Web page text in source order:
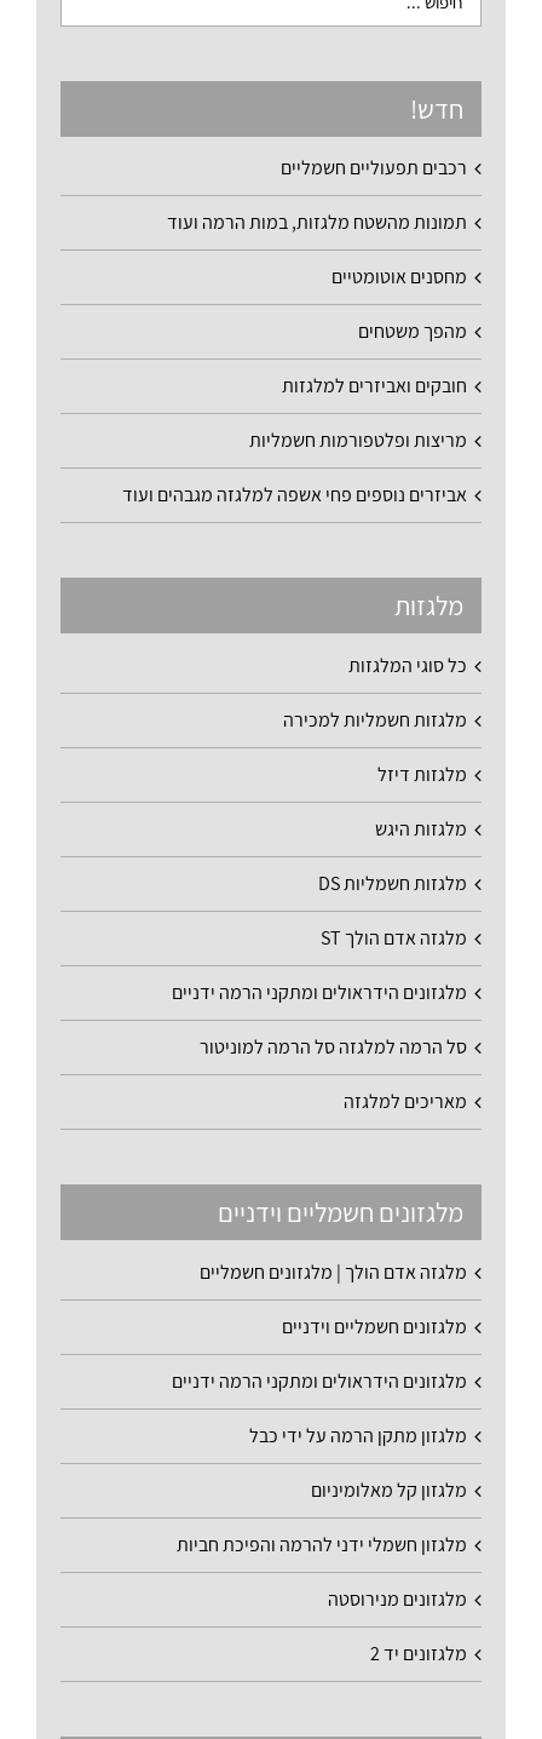
חדש!
רכבים תפעוליים חשמליים
תמונות מהשטח מלגזות, במות הרמה ועוד
מחסנים אוטומטיים
מהפך משטחים
חובקים ואביזרים למלגזות
מריצות ופלטפורמות חשמליות
אביזרים נוספים פחי אשפה למלגזה מגבהים ועוד
מלגזות
כל סוגי המלגזות
מלגזות חשמליות למכירה
מלגזות דיזל
מלגזות היגש
מלגזות חשמליות DS
מלגזה אדם הולך ST
מלגזונים הידראולים ומתקני הרמה ידניים
סל הרמה למלגזה סל הרמה למוניטור
מאריכים למלגזה
מלגזונים חשמליים וידניים
מלגזה אדם הולך | מלגזונים חשמליים
מלגזונים חשמליים וידניים
מלגזונים הידראולים ומתקני הרמה ידניים
מלגזון מתקן הרמה על ידי כבל
מלגזון קל מאלומיניום
מלגזון חשמלי ידני להרמה והפיכת חביות
מלגזונים מנירוסטה
מלגזונים יד 2